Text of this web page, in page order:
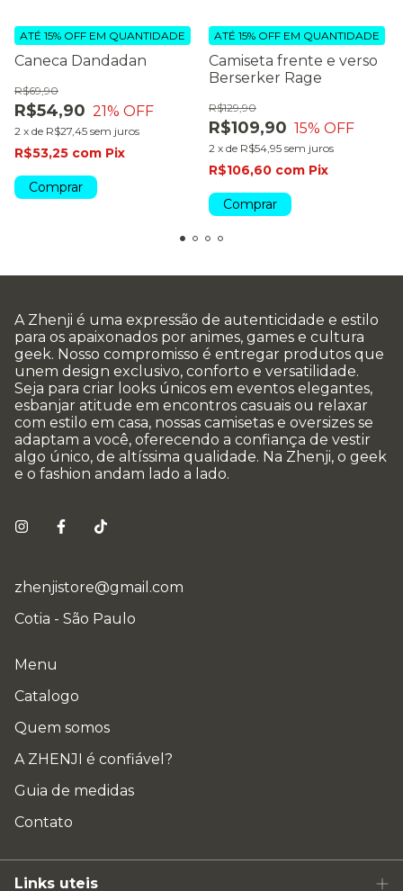
Caneca Dandadan
R$54,90
R$69,90
21% OFF
2 x de R$27,45 sem juros
ATÉ 15% OFF EM QUANTIDADE
R$53,25 com Pix
Comprar
Camiseta frente e verso
Berserker Rage
R$109,90
R$129,90
15% OFF
2 x de R$54,95 sem juros
ATÉ 15% OFF EM QUANTIDADE
R$106,60 com Pix
Comprar
A Zhenji é uma expressão de autenticidade e estilo
para os apaixonados por animes, games e cultura
geek. Nosso compromisso é entregar produtos que
unem design exclusivo, conforto e versatilidade.
Seja para criar looks únicos em eventos elegantes,
esbanjar atitude em encontros casuais ou relaxar
com estilo em casa, nossas camisetas e oversizes se
adaptam a você, oferecendo a confiança de vestir
algo único, de altíssima qualidade. Na Zhenji, o geek
e o fashion andam lado a lado.
zhenjistore@gmail.com
Cotia - São Paulo
Menu
Catalogo
Quem somos
A ZHENJI é confiável?
Guia de medidas
Contato
Links uteis